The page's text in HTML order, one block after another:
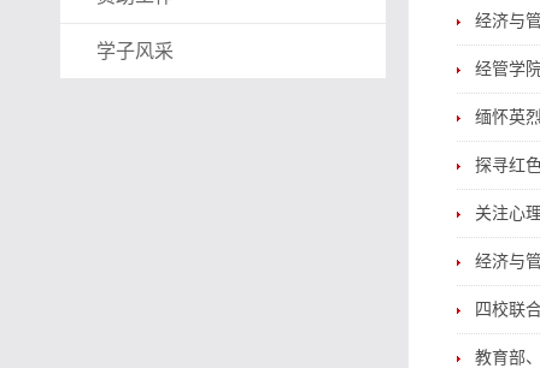
学子风采
经济与
经管学
缅怀英
探寻红
关注心
经济与
四校联
教育部